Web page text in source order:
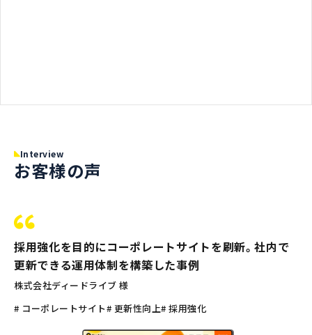
Interview
お客様の声
採用強化を目的にコーポレートサイトを刷新。社内で
更新できる運用体制を構築した事例
株式会社ディードライブ 様
# コーポレートサイト# 更新性向上# 採用強化